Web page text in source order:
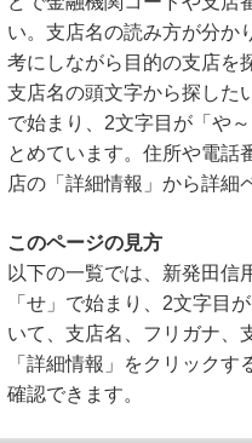
い。支店名の読み方が分か
考にしながら目的の支店を
支店名の頭文字から探した
で始まり、2文字目が「や
とめています。住所や電話
店の「詳細情報」から詳細
このページの見方
以下の一覧では、新発田信
「せ」で始まり、2文字目
いて、支店名、フリガナ、
「詳細情報」をクリック
確認できます。